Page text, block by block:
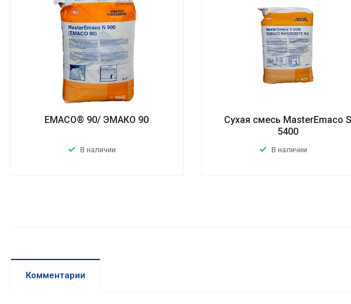
EMACO® 90/ ЭМАКО 90
В наличии
Сухая смесь MasterEmaco S
5400
В наличии
Комментарии